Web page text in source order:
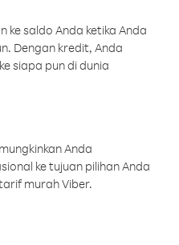
ke saldo Anda ketika Anda
Dengan kredit, Anda
siapa pun di dunia
Anda
ke tujuan pilihan Anda
murah Viber.